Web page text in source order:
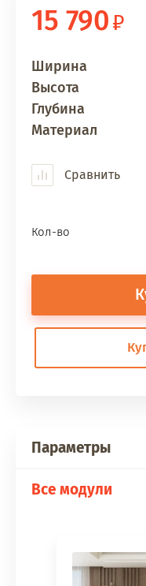
15 790
Ширина
Высота
Глубина
Материал
Сравнить
Кол-во
Параметры
Все модули